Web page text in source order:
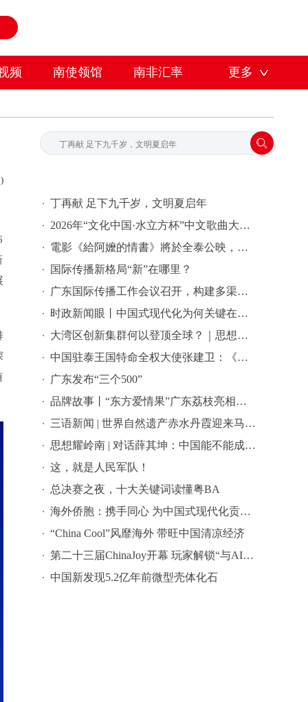
频 南使领馆 南非汇率 更多
丁再献 足下九千岁，文明夏启年
2026年“文化中国·水立方杯”中文歌曲大赛总决赛落幕，选手精彩表现来啦→
電影《給阿嬤的情書》將於全泰公映，導演藍鴻春推薦潮汕美景美食
国际传播新格局“新”在哪里？
广东国际传播工作会议召开，构建多渠道立体式对外传播格局引热议
时政新闻眼丨中国式现代化为何关键在科技现代化？总书记作出战略指引
大湾区创新集群何以登顶全球？｜思想耀岭南
中国驻泰王国特命全权大使张建卫：《给阿嬷的情书》是讲好中国故事的好抓手
广东发布“三个500”
品牌故事丨“东方爱情果”广东荔枝亮相全球农遗遴选答辩会
三语新闻 | 世界自然遗产赤水丹霞迎来马来西亚代表团 ——海外嘉宾点赞世界自然遗产赤水丹霞：这里值得让更多国际游客看见
思想耀岭南 | 对话薛其坤：中国能不能成为世界科学中心？
这，就是人民军队！
总决赛之夜，十大关键词读懂粤BA
海外侨胞：携手同心 为中国式现代化贡献智慧和力量
“China Cool”风靡海外 带旺中国清凉经济
第二十三届ChinaJoy开幕 玩家解锁“与AI同游”新体验
中国新发现5.2亿年前微型壳体化石